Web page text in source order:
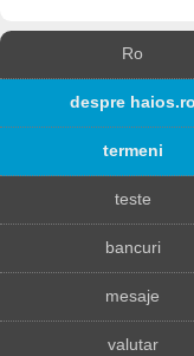
Ro
despre haios.ro
termeni
teste
bancuri
mesaje
valutar